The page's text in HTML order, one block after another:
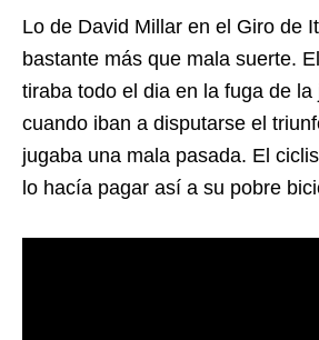
Lo de David Millar en el Giro de
bastante más que mala suerte.
tiraba todo el dia en la fuga de
cuando iban a disputarse el
jugaba una mala pasada. El
lo hacía pagar así a su pobre